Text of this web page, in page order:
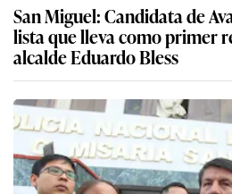
San Miguel: Candidata de
lista que lleva como primer
alcalde Eduardo Bless